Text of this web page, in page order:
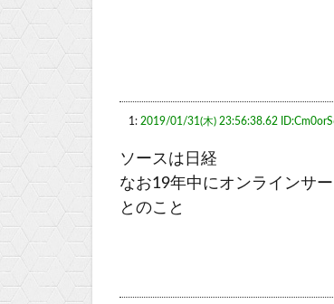
1: 2019/01/31(木) 23:56:38.62
ソースは日経
なお19年中にオンラインサ
とのこと